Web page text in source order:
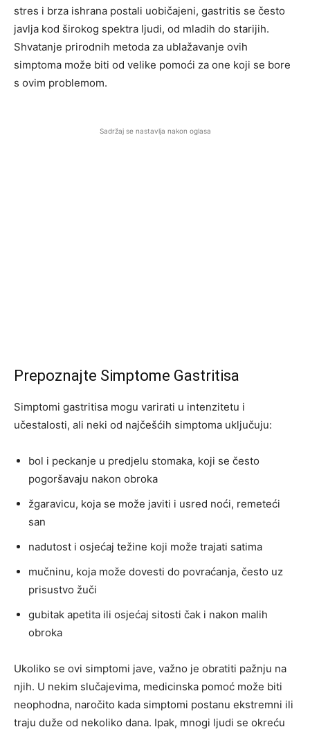
stres i brza ishrana postali uobičajeni, gastritis se često
javlja kod širokog spektra ljudi, od mladih do starijih.
Shvatanje prirodnih metoda za ublažavanje ovih
simptoma može biti od velike pomoći za one koji se bore
s ovim problemom.
Sadržaj se nastavlja nakon oglasa
Prepoznajte Simptome Gastritisa
Simptomi gastritisa mogu varirati u intenzitetu i
učestalosti, ali neki od najčešćih simptoma uključuju:
bol i peckanje u predjelu stomaka, koji se često
pogoršavaju nakon obroka
žgaravicu, koja se može javiti i usred noći, remeteći
san
nadutost i osjećaj težine koji može trajati satima
mučninu, koja može dovesti do povraćanja, često uz
prisustvo žuči
gubitak apetita ili osjećaj sitosti čak i nakon malih
obroka
Ukoliko se ovi simptomi jave, važno je obratiti pažnju na
njih. U nekim slučajevima, medicinska pomoć može biti
neophodna, naročito kada simptomi postanu ekstremni ili
traju duže od nekoliko dana. Ipak, mnogi ljudi se okreću